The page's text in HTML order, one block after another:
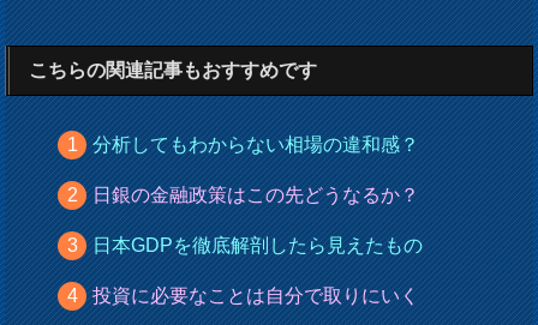
こちらの関連記事もおすすめです
分析してもわからない相場の違和感？
日銀の金融政策はこの先どうなるか？
日本GDPを徹底解剖したら見えたもの
投資に必要なことは自分で取りにいく